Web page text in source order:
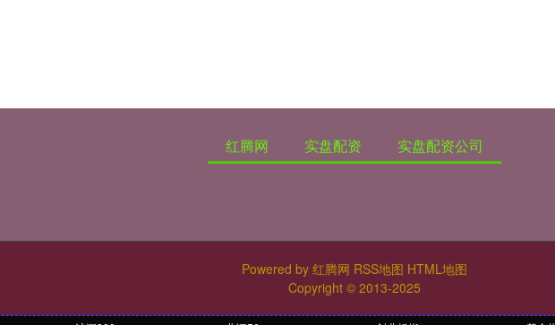
红腾网 实盘配资 实盘配资公司
Powered by 红腾网 RSS地图 HTML地图
Copyright © 2013-2025